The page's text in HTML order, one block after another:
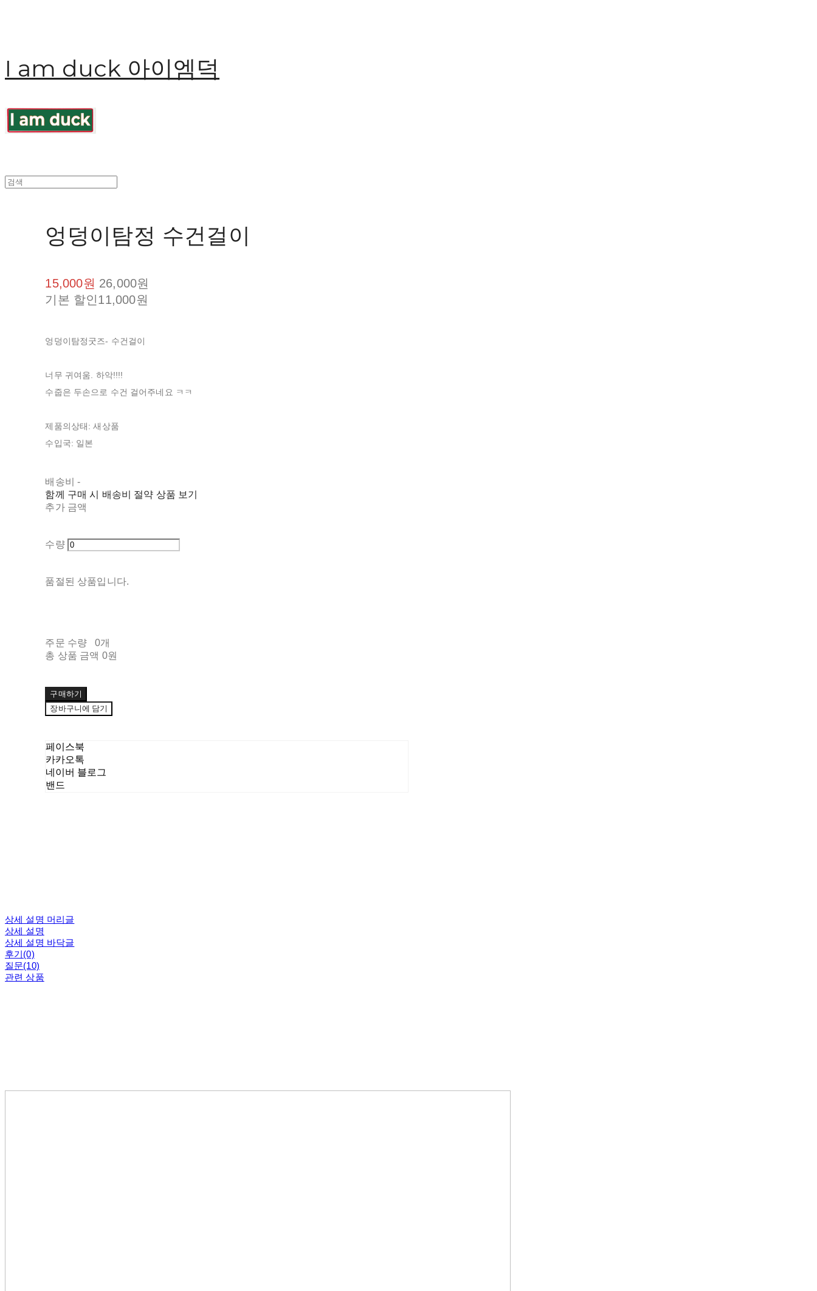
I am duck 아이엠덕
엉덩이탐정 수건걸이
15,000원 26,000원
기본 할인11,000원
엉덩이탐정굿즈- 수건걸이
너무 귀여움. 하악!!!!
수줍은 두손으로 수건 걸어주네요 ㅋㅋ
제품의상태: 새상품
수입국: 일본
배송비-
함께 구매 시 배송비 절약 상품 보기
추가 금액
수량
품절된 상품입니다.
주문 수량
0개
총 상품 금액 0원
구매하기
장바구니에 담기
페이스북
카카오톡
네이버 블로그
밴드
상세 설명 머리글
상세 설명
상세 설명 바닥글
후기(0)
질문(10)
관련 상품